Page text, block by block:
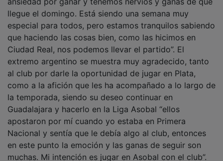
llegue el domingo. Está siendo una semana muy
especial para todos, pero estamos tranquilos sabiendo
que haciendo las cosas bien, como las hicimos en
Ciudad Real, nos podemos llevar el partido”. El
extremo argentino se muestra muy agradecido, tanto
al club por darle la oportunidad de jugar en Plata,
como a la afición que les ha acompañado a lo largo de
la temporada, siendo su deseo continuar en
Guadalajara y hacerlo en la Liga Asobal “ellos
apostaron por mí cuando yo estaba en Primera
Nacional y sentía que le debía algo al club, entonces
en este punto la emoción y las ganas de seguir son
muchas. Mi intención es jugar en Asobal con el club”.